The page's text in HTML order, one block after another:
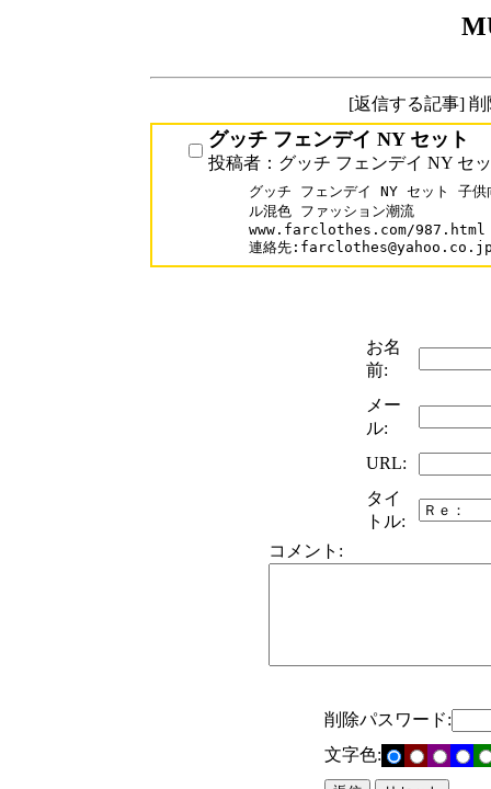
[返信する記事]
グッチ フェンデイ NY セット
投稿者：グッチ フェンデイ NY セ
グッチ フェンデイ NY セット 子供
ル混色 ファッション潮流
www.farclothes.com/987.html
連絡先
お名
前:
メー
ル:
URL:
タイ
トル:
コメント:
削除パスワード:
文字色: